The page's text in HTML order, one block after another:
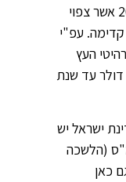
עם נתח של יותר מ-60 אחוז ב-2017 אשר צפוי
קדימה. עפ"י
העץ
750 מיליארד דולר עד שנת
ישראל יש
הלמ"ס (הלשכה
כאן